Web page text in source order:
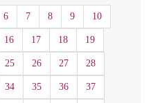
6 7 8 9 10
16 17 18 19
25 26 27 28
34 35 36 37